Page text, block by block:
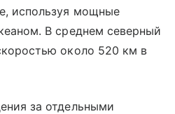
используя мощные
В среднем северный
около 520 км в
за отдельными